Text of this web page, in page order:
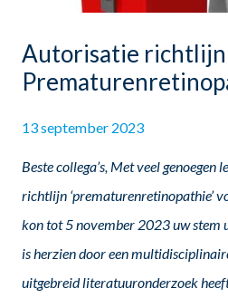
Autorisatie richtlijn
13 september 2023
Beste collega’s, Met veel genoegen
richtlijn ‘prematurenretinopathie’
kon tot 5 november 2023 uw stem
is herzien door een
uitgebreid literatuuronderzoek